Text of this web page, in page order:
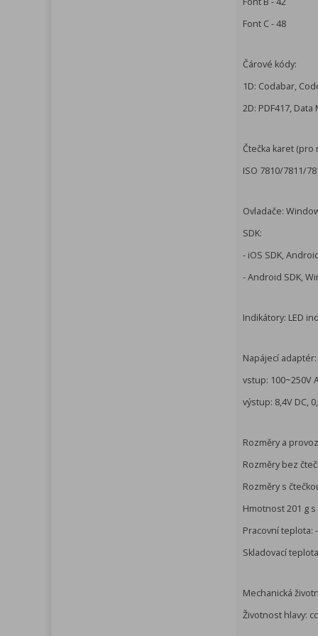
Font C - 48
Čárové kódy:
1D: Codabar,
2D: PDF417,
Čtečka karet (pro
ISO 7810/7811/
Ovladače:
SDK:
- iOS SDK,
- Android SDK,
Indikátory: LED
Napájecí adaptér:
vstup: 100~250V
výstup: 8,4V DC,
Rozměry a
Rozměry bez
Rozměry s
Hmotnost 201 g
Pracovní teplota:
Skladovací
Mechanická
Životnost hlavy: